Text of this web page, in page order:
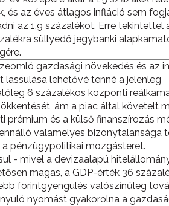
és az éves átlagos infláció sem
az 1,9 százalékot. Erre tekintettel
süllyedő jegybanki
gazdasági növekedés és az
lassulása lehetővé tenné a jelenleg
6 százalékos központi
ám a piac által követelt
prémium és a külső finanszírozás
valamelyes bizonytalansága
a pénzügypolitikai mozgásteret.
- mivel a devizaalapú
magas, a GDP-érték 36
forintgyengülés valószínűleg
nyomást gyakorolna a